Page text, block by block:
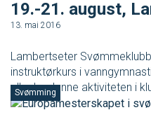
SVØM LANGT
MEDLEY.NO
19.-21. august,
13. mai 2016
Lambertseter
instruktørkurs i
eller ha denne aktiviteten i
Svømming